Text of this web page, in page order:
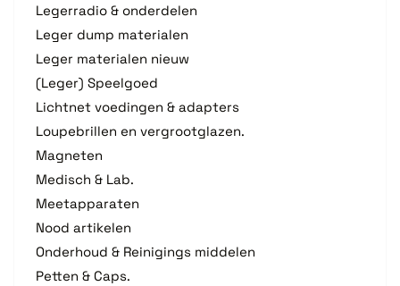
Legerradio & onderdelen
Leger dump materialen
Leger materialen nieuw
(Leger) Speelgoed
Lichtnet voedingen & adapters
Loupebrillen en vergrootglazen.
Magneten
Medisch & Lab.
Meetapparaten
Nood artikelen
Onderhoud & Reinigings middelen
Petten & Caps.